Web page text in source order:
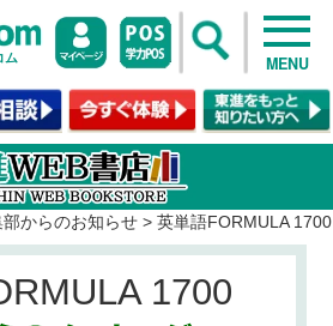
ム MENU
部からのお知らせ > 英単語FORMULA 1700
1700